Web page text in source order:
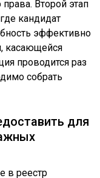
Второй этап
кандидат
эффективно
касающейся
проводится раз
собрать
для
в реестр